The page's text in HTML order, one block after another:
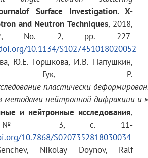
1024
частота
102.4 кГц
of Surface
Investigation. X-
and Neutron Techniques, 2018,
No. 2, pp. 227-
10.1134/S1027451018020052
Ю.Е. Горшкова, И.В. Папушкин,
Гук, Р.
пластически
методами нейтронной дифракции и
и нейтронные исследования,
№ 3, с. 11-
10.7868/S0207352818030034
Nikolay Doynov, Ralf